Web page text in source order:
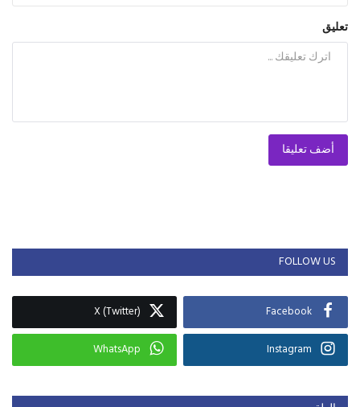
تعليق
أضف تعليقا
FOLLOW US
Facebook
X (Twitter)
Instagram
WhatsApp